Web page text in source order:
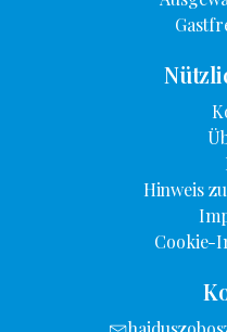
Hinweis
Cookie-